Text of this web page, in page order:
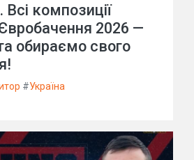
композиції
2026 —
обираємо свого
#Україна